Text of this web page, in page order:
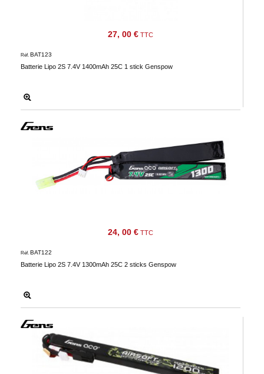
27, 00 € TTC
Batterie Lipo 2S 7.4V 1400mAh 25C 1 stick Genspow
Réf. BAT123
24, 00 € TTC
Batterie Lipo 2S 7.4V 1300mAh 25C 2 sticks Genspow
Réf. BAT122